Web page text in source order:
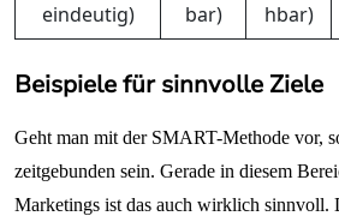
eindeutig)
bar)
hbar)
Beispiele für sinnvolle Ziele
Geht man mit der SMART-Methode vor,
zeitgebunden sein. Gerade in diesem
Marketings ist das auch wirklich sinnvoll.